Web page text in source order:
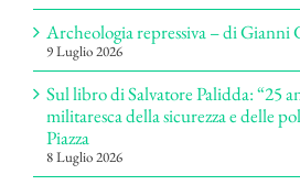
Archeologia repressiva – di Gianni
9 Luglio 2026
Sul libro di Salvatore Palidda: “25
militaresca della sicurezza e delle
Piazza
8 Luglio 2026